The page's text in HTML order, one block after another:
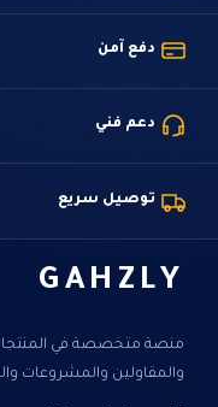
دفع آمن
دعم فني
توصيل سريع
GAHZLY
منصة متخصصة في المنتجات
والمقاولين والمشروعات